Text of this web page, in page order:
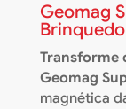
Geomag
Transforme
Geomag
magnética